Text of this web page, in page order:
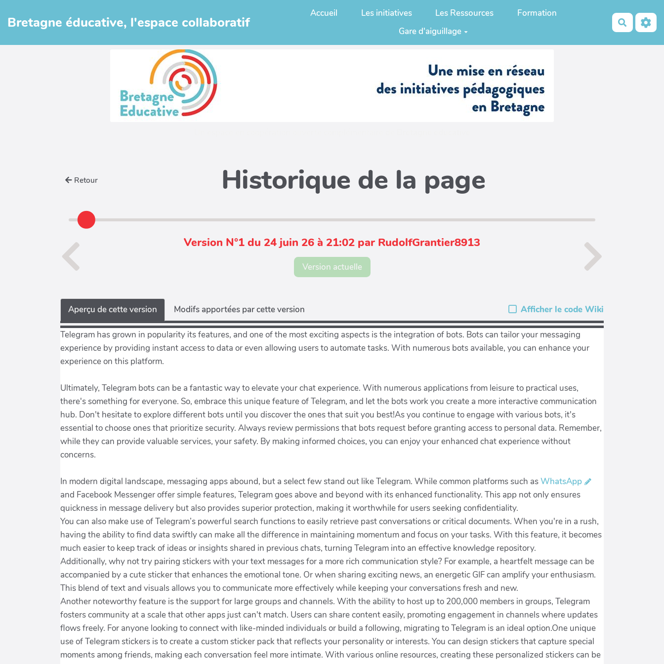
Bretagne éducative, l'espace collaboratif
Accueil Les initiatives Les Ressources
Formation
Gare d'aiguillage
Retour Historique de la page
Version N°1 du 24 juin 26 à 21:02 par RudolfGrantier8913
Version actuelle
Aperçu de cette version Modifs apportées par cette version Afficher le code Wiki